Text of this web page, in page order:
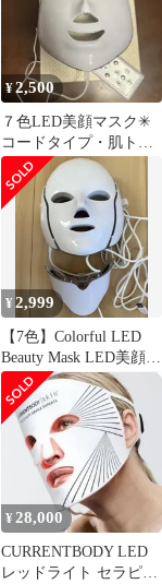
¥2,500
７色LED美顔マスク✳︎
コードタイプ・肌トラ
ブルや美肌維持
¥2,999
【7色】Colorful LED
Beauty Mask LED美顔マ
スク
¥28,000
CURRENTBODY LED
レッドライト セラピー